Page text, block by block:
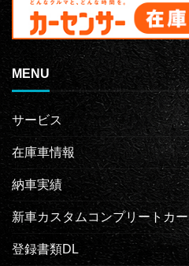
MENU
サービス
在庫車情報
納車実績
新車カスタムコンプリートカー
登録書類DL